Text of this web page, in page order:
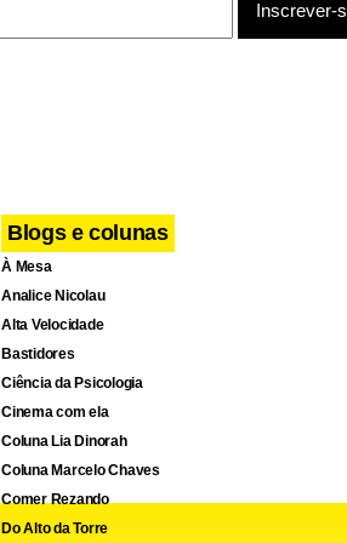
Blogs e colunas
À Mesa
Analice Nicolau
Alta Velocidade
Bastidores
Ciência da Psicologia
Cinema com ela
Coluna Lia Dinorah
Coluna Marcelo Chaves
Comer Rezando
Do Alto da Torre